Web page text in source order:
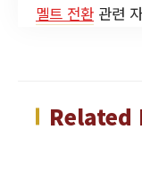
멜트 전환 관련
Related